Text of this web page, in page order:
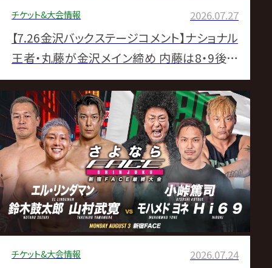
チケット&大会情報 2026.07.27
【7.26金沢バックステージコメント】ナショナル
王者・丸藤が金沢メイン締め 内藤は8・9後楽
園へ「大合唱」予告▼GHCジュニア戦へカイ先
制「四角に囲まれたテーマパークでもっと遊ぼ
う、ねえ?Eitaさん」▼KENTAナショナル戦へ始
動 「ヒデオ・イタミの遺品」で小田嶋狩り▼清
宮の“第1試合から出直し”スタート▼馳前知
事&武藤登場
チケット&大会情報 2026.07.24